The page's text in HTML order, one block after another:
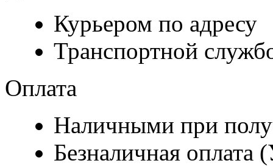
Курьером по адресу
Транспортной
Оплата
Наличными при
Безналичная